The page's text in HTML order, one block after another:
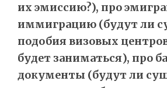
их эмиссию?), про
иммиграцию (будут ли
подобия визовых
будет заниматься), про
документы (будут ли